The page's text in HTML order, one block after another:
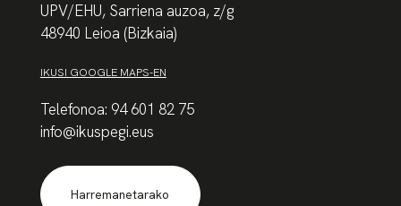
UPV/EHU, Sarriena auzoa, z/g
48940 Leioa (Bizkaia)
IKUSI GOOGLE MAPS-EN
Telefonoa: 94 601 82 75
info@ikuspegi.eus
Harremanetarako